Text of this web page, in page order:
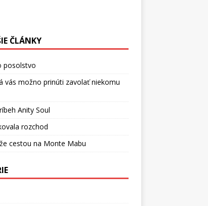
ČLÁNKY
posolstvo
vás možno prinúti zavolať niekomu
Anity Soul
rozchod
cestou na Monte Mabu